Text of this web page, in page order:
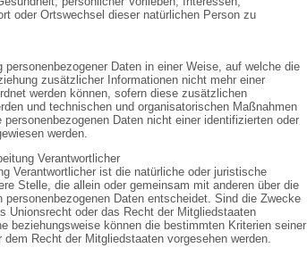
oder Ortswechsel dieser natürlichen Person zu
Daten in einer Weise, auf welche die
zusätzlicher Informationen nicht mehr einer
werden können, sofern diese zusätzlichen
und technischen und organisatorischen Maßnahmen
Daten nicht einer identifizierten oder
werden.
Verantwortlicher
Verantwortlicher ist die natürliche oder juristische
Stelle, die allein oder gemeinsam mit anderen über die
Daten entscheidet. Sind die Zwecke
Unionsrecht oder das Recht der Mitgliedstaaten
beziehungsweise können die bestimmten Kriterien seiner
Recht der Mitgliedstaaten vorgesehen werden.